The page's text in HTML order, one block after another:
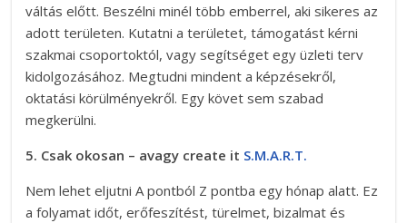
váltás előtt. Beszélni minél több emberrel, aki sikeres az
adott területen. Kutatni a területet, támogatást kérni
szakmai csoportoktól, vagy segítséget egy üzleti terv
kidolgozásához. Megtudni mindent a képzésekről,
oktatási körülményekről. Egy követ sem szabad
megkerülni.
5. Csak okosan – avagy create it S.M.A.R.T.
Nem lehet eljutni A pontból Z pontba egy hónap alatt. Ez
a folyamat időt, erőfeszítést, türelmet, bizalmat és